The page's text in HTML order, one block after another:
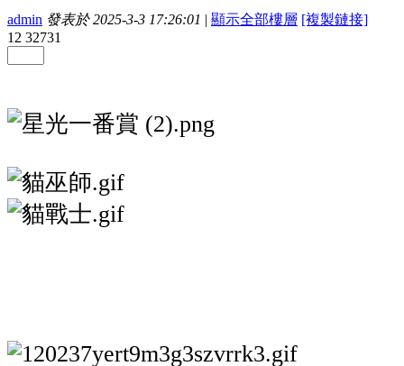
admin 發表於 2025-3-3 17:26:01 | 顯示全部樓層 [複製鏈接]
12 32731